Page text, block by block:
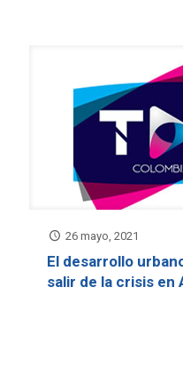
26 mayo, 2021
El desarrollo
salir de la crisis en